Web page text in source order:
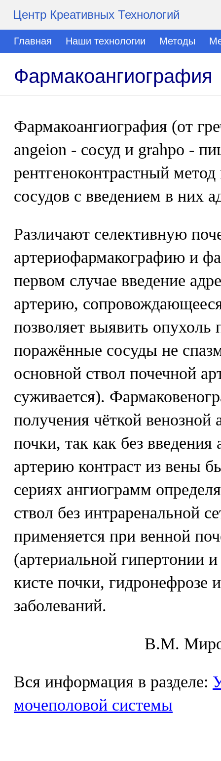
Центр Креативных Технологий
Главная Наши технологии Методы
Фармакоангиография
Фармакоангиография (от
angeion - сосуд и grahpo -
рентгеноконтрастный
сосудов с введением в них
Различают селективную
артериофармакографию и
первом случае введение
артерию,
позволяет выявить опухоль
поражённые сосуды не
основной ствол почечной
суживается).
получения чёткой венозной
почки, так как без
артерию контраст из вены
сериях ангиограмм
ствол без интраренальной
применяется при венной
(артериальной гипертонии
кисте почки, гидронефрозе
заболеваний.
В.М.
Вся информация в разделе:
мочеполовой системы